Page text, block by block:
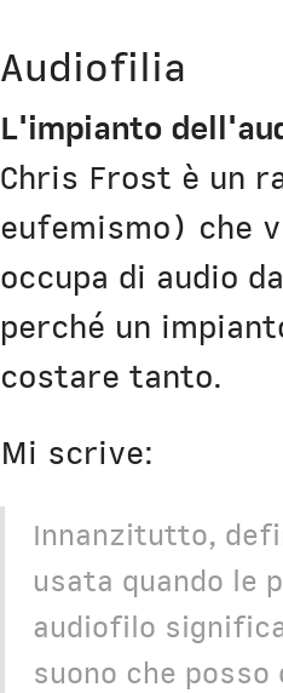
Audiofilia
L'impianto
Chris Frost è un
eufemismo) che
occupa di audio
perché un
costare tanto.
Mi scrive:
Innanzitutto,
usata quando le
audiofilo
suono che